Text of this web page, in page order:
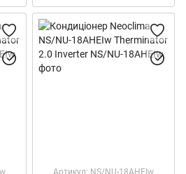
Артикул: NS/NU-18AHEIw